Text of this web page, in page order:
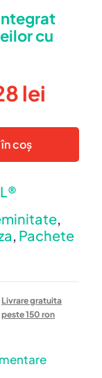
cu
lei
este:
coș
,
, Pachete
Livrare gratuita
peste 150 ron